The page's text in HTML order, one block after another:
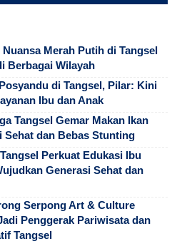
Nuansa Merah Putih di Tangsel
Berbagai Wilayah
di Tangsel, Pilar: Kini
Ibu dan Anak
Tangsel Gemar Makan Ikan
Sehat dan Bebas Stunting
Perkuat Edukasi Ibu
Generasi Sehat dan
Serpong Art & Culture
Penggerak Pariwisata dan
Tangsel